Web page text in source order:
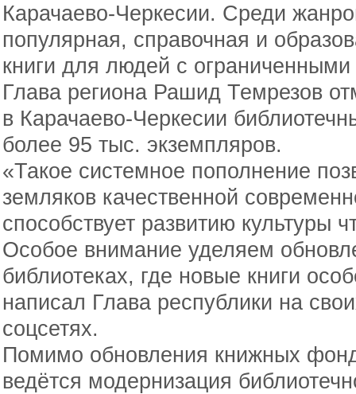
Карачаево-Черкесии. Среди
популярная, справочная и
книги для людей с
Глава региона Рашид Темрезов
в Карачаево-Черкесии
более 95 тыс. экземпляров.
«Такое системное пополнение
земляков качественной
способствует развитию культуры
Особое внимание уделяем
библиотеках, где новые книги
написал Глава республики на
соцсетях.
Помимо обновления книжных
ведётся модернизация